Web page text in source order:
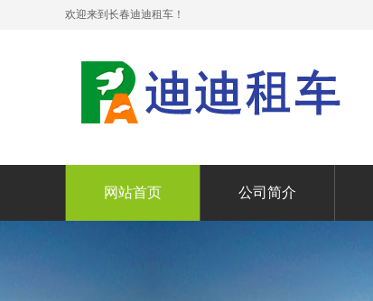
欢迎来到长春迪迪租车！
网站首页 公司简介